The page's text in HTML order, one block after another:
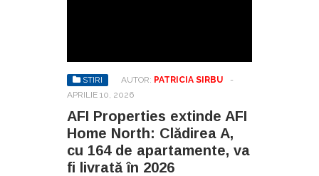
STIRI AUTOR: PATRICIA SIRBU
-
APRILIE 10, 2026
AFI Properties extinde AFI
Home North: Clădirea A,
cu 164 de apartamente, va
fi livrată în 2026